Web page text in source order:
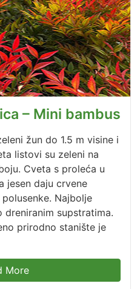
– Mini bambus
žun do 1.5 m visine i
listovi su zeleni na
Cveta s proleća u
jesen daju crvene
Najbolje
dreniranim supstratima.
prirodno stanište je
More